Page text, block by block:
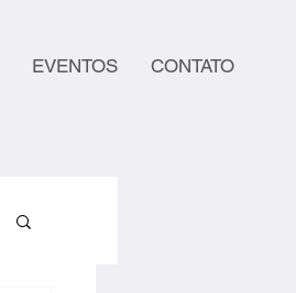
EVENTOS CONTATO